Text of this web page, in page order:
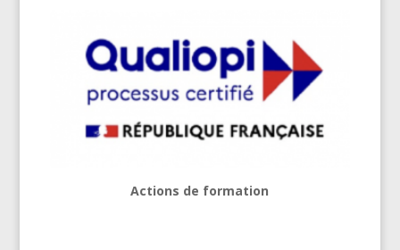
Actions de formation